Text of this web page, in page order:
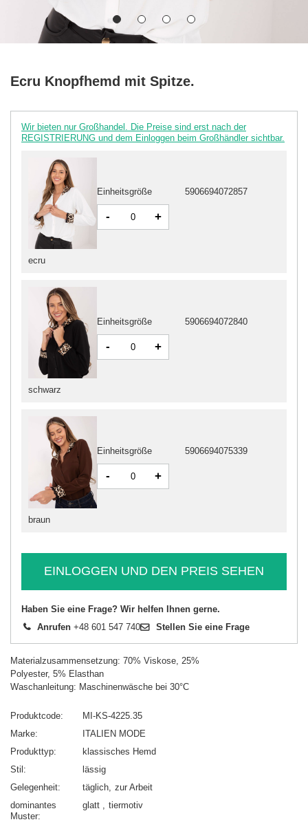
Ecru Knopfhemd mit Spitze.
Wir bieten nur Großhandel. Die Preise sind erst nach der
REGISTRIERUNG und dem Einloggen beim Großhändler sichtbar.
schwarz
Einheitsgröße 5906694072840
- +
braun
Einheitsgröße 5906694075339
- +
ecru
Einheitsgröße 5906694072857
- +
EINLOGGEN UND DEN PREIS SEHEN
Haben Sie eine Frage? Wir helfen Ihnen gerne.
Anrufen +48 601 547 740 Stellen Sie eine Frage
Materialzusammensetzung: 70% Viskose, 25%
Polyester, 5% Elasthan
Waschanleitung: Maschinenwäsche bei 30°C
Produktcode
MI-KS-4225.35
Marke
ITALIEN MODE
Produkttyp
klassisches Hemd
Stil
lässig
Gelegenheit
täglich zur Arbeit
dominantes
Muster
glatt tiermotiv